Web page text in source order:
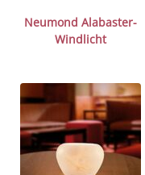
Neumond Alabaster-
Windlicht